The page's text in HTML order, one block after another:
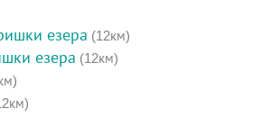
езера (12км)
езера (12км)